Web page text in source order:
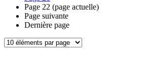
Page 22 (page actuelle)
Page suivante
Dernière page